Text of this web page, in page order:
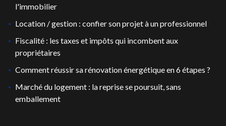
l'immobilier
Location / gestion : confier son projet à un professionnel
Fiscalité : les taxes et impôts qui incombent aux
propriétaires
Comment réussir sa rénovation énergétique en 6 étapes ?
Marché du logement : la reprise se poursuit, sans
emballement